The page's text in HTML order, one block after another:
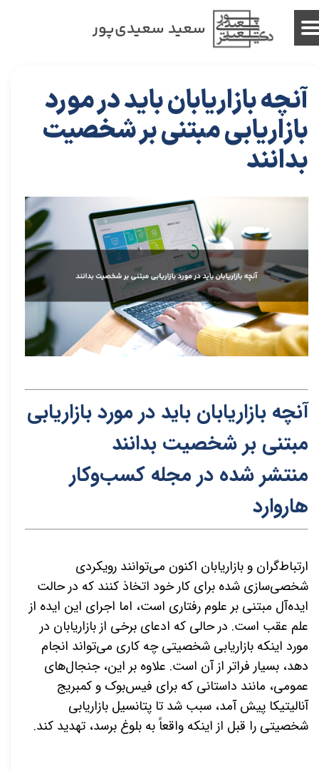
سعید سعیدی‌پور
آنچه بازاریابان باید در مورد
بازاریابی مبتنی بر شخصیت
بدانند
آنچه بازاریابان باید در مورد بازاریابی
مبتنی بر شخصیت بدانند
منتشر شده در مجله کسب‌و‌کار
هاروارد
ارتباطگران و بازاریابان اکنون میتوانند رویکردی
شخصیسازی شده برای کار خود اتخاذ کنند که در حالت
ایدهآل مبتنی بر علوم رفتاری است، اما اجرای این ایده از
علم عقب است. در حالی که ادعای برخی از بازاریابان در
مورد اینکه بازاریابی شخصیتی چه کاری میتواند انجام
دهد، بسیار فراتر از آن است. علاوه بر این، جنجالهای
عمومی، مانند داستانی كه برای فیس‌بوک و کمبریج
آنالیتیکا پیش آمد، سبب شد تا پتانسیل بازاریابی
شخصیتی را قبل از اینکه واقعاً به بلوغ برسد، تهدید کند.